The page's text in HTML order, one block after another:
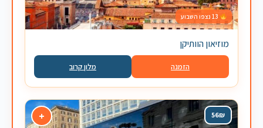
מוזיאון הוותיקן
הזמנה מלון קרוב
+ 56₪